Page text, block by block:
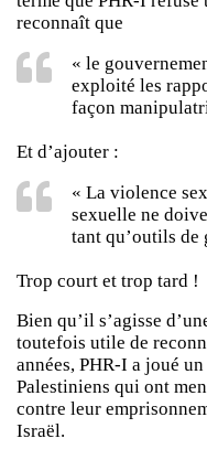
reconnaît que
« le
exploité les
façon
Et d’ajouter :
« La violence
sexuelle ne
tant qu’outils de
Trop court et trop tard !
Bien qu’il s’agisse
toutefois utile de
années, PHR-I a joué
Palestiniens qui ont
contre leur
Israël.